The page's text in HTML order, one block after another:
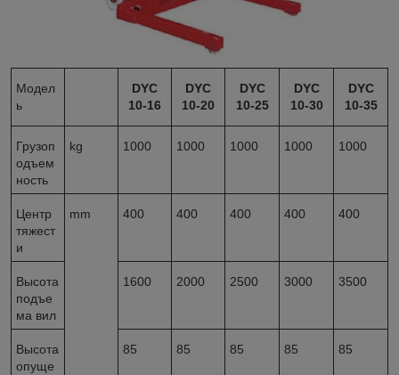
Модел
ь
DYC
10-16
DYC
10-20
DYC
10-25
DYC
10-30
DYC
10-35
Грузоп
одъем
ность
kg 1000 1000 1000 1000 1000
Центр
тяжест
и
mm 400 400 400 400 400
Высота
подъе
ма вил
1600 2000 2500 3000 3500
Высота
опуще
85 85 85 85 85